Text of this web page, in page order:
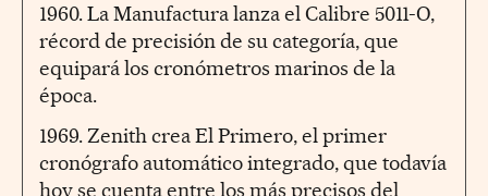
1960. La Manufactura lanza el Calibre 5011-O,
récord de precisión de su categoría, que
equipará los cronómetros marinos de la
época.
1969. Zenith crea El Primero, el primer
cronógrafo automático integrado, que todavía
hoy se cuenta entre los más precisos del